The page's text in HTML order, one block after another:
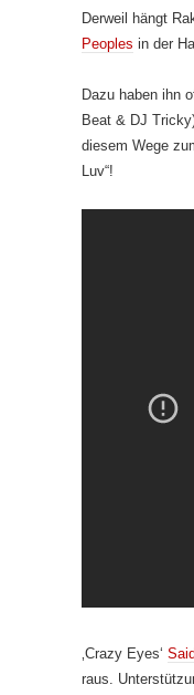
Derweil hängt
Peoples in der
Dazu haben ihn
Beat & DJ
diesem Wege
Luv“!
‚Crazy Eyes‘ Said
raus.